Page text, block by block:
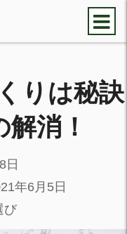
りは秘訣
消！
日
年6月5日
び